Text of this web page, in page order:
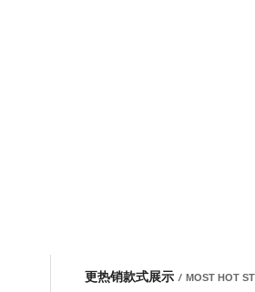
更热销款式展示 / MOST HOT